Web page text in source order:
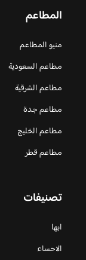
المطاعم
منيو المطاعم
مطاعم السعودية
مطاعم الشرقية
مطاعم جدة
مطاعم الخليج
مطاعم قطر
تصنيفات
ابها
الاحساء